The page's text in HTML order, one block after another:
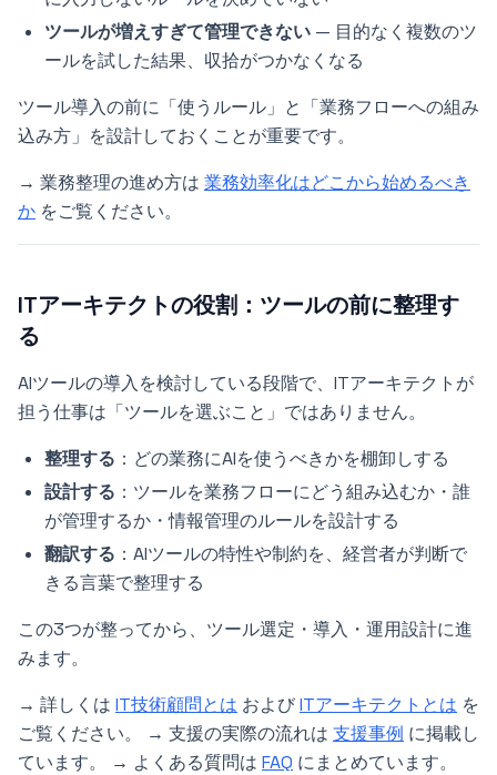
ツールが増えすぎて管理できない — 目的なく複数のツ
ールを試した結果、収拾がつかなくなる
ツール導入の前に「使うルール」と「業務フローへの組み
込み方」を設計しておくことが重要です。
→ 業務整理の進め方は 業務効率化はどこから始めるべき
か をご覧ください。
ITアーキテクトの役割：ツールの前に整理す
る
AIツールの導入を検討している段階で、ITアーキテクトが
担う仕事は「ツールを選ぶこと」ではありません。
整理する ：どの業務にAIを使うべきかを棚卸しする
設計する ：ツールを業務フローにどう組み込むか・誰
が管理するか・情報管理のルールを設計する
翻訳する ：AIツールの特性や制約を、経営者が判断で
きる言葉で整理する
この3つが整ってから、ツール選定・導入・運用設計に進
みます。
→ 詳しくは IT技術顧問とは およびITアーキテクトとは を
ご覧ください。 → 支援の実際の流れは 支援事例 に掲載し
ています。 → よくある質問は FAQ にまとめています。